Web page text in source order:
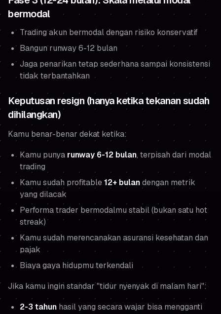
bermodal
Trading akun bermodal dengan risiko konservatif
Bangun runway 6-12 bulan
Jaga penarikan tetap sederhana sampai konsistensi
tidak terbantahkan
Keputusan resign (hanya ketika tekanan sudah
dihilangkan)
Kamu benar-benar dekat ketika:
Kamu punya runway 6-12 bulan, terpisah dari modal
trading
Kamu sudah profitable12+ bulandengan metrik
yang dilacak
Performa trader bermodalmu stabil (bukan satu hot
streak)
Kamu sudah merencanakan asuransi kesehatan dan
pajak
Biaya gaya hidupmu terkendali
Jika kamu ingin standar "tidur nyenyak di malam hari":
2-3 tahun hasil yang secara wajar bisa mengganti